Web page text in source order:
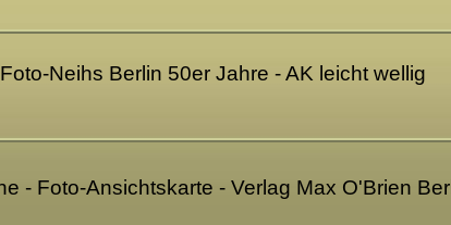
Neihs Berlin 50er Jahre - AK leicht wellig
- Foto-Ansichtskarte - Verlag Max O'Brien